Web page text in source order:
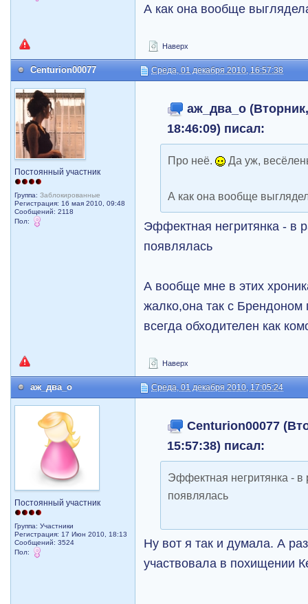
А как она вообще
Наверх
Centurion00077 Среда, 01 декабря 2010, 16:57:38
Постоянный участник
Группа:Заблокированные
Регистрация: 16 мая 2010, 09:48
Сообщений: 2118
Пол:
аж_два_о
18:46:09) писал:
Про неё. Да уж,
А как она вообще
Эффектная негритянка - в
появлялась
А вообще мне в этих
жалко,она так с
всегда обходителен как
Наверх
аж_два_о Среда, 01 декабря 2010, 17:05:24
Постоянный участник
Группа: Участники
Регистрация: 17 Июн 2010, 18:13
Сообщений: 3524
Пол:
Centurion00077
15:57:38) писал:
Эффектная негритянка - в
появлялась
Ну вот я так и думала. А
участвовала в похищении